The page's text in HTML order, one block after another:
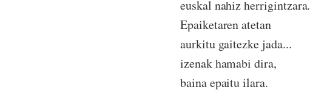
euskal nahiz herrigintzara.
Epaiketaren atetan
aurkitu gaitezke jada...
izenak hamabi dira,
baina epaitu ilara.